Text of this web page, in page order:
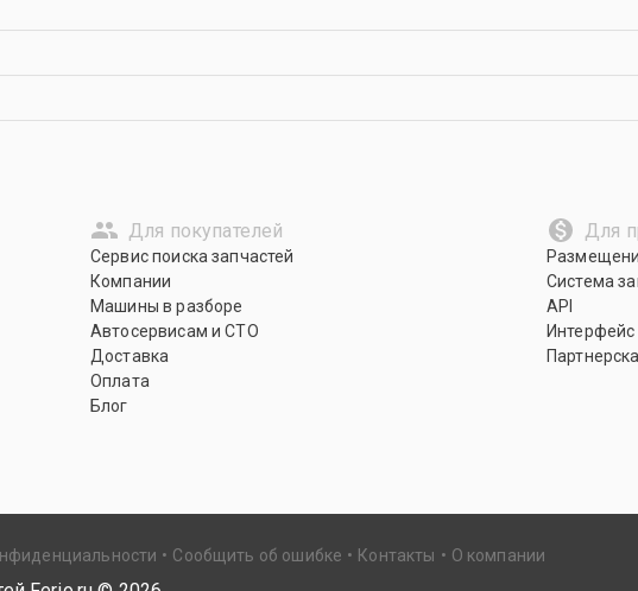
Для покупателей
Сервис поиска запчастей
Компании
Машины в разборе
Автосервисам и СТО
Доставка
Оплата
Блог
Для
Система
API
Сообщить об ошибке Контакты О компании